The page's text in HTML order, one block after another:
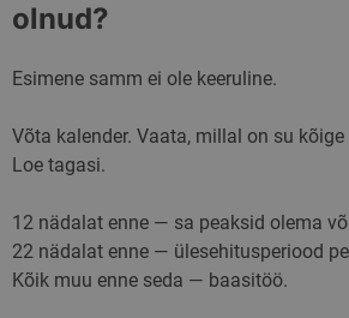
olnud?
Esimene samm ei ole keeruline.
Võta kalender. Vaata, millal on su
Loe tagasi.
12 nädalat enne — sa peaksid olema
22 nädalat enne — ülesehitusperiood
Kõik muu enne seda — baasitöö.